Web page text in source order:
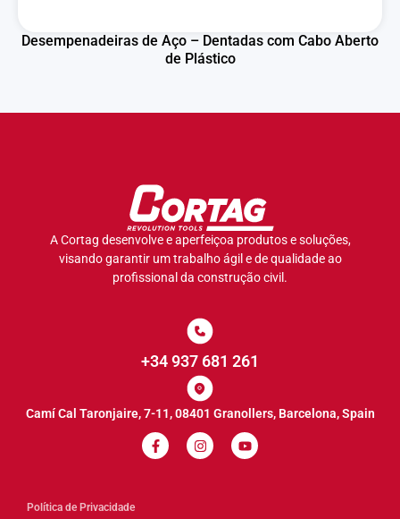
Desempenadeiras de Aço – Dentadas com Cabo Aberto
de Plástico
A Cortag desenvolve e aperfeiçoa produtos e soluções,
visando garantir um trabalho ágil e de qualidade ao
profissional da construção civil.
+34 937 681 261
Camí Cal Taronjaire, 7-11, 08401 Granollers, Barcelona, Spain
Política de Privacidade